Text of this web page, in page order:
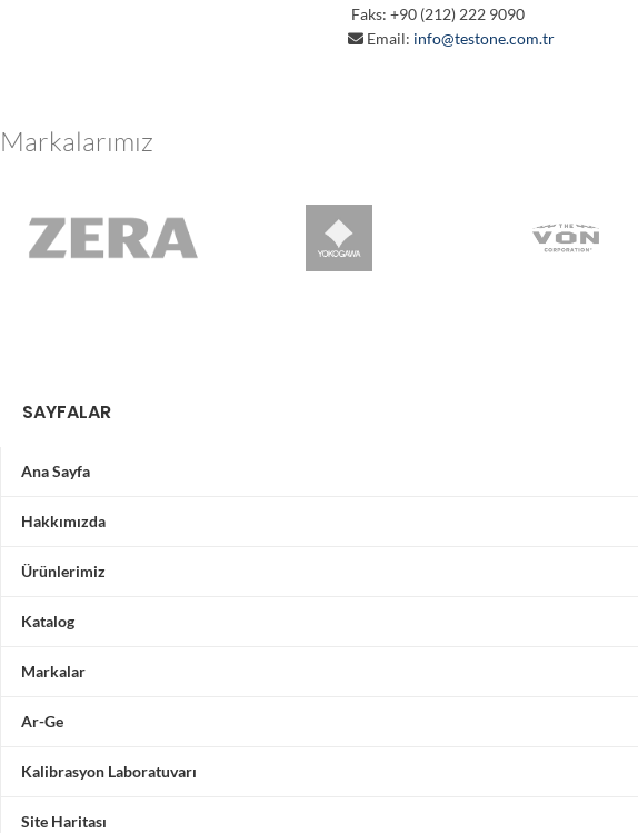
Faks: +90 (212) 222 9090
Email: info@testone.com.tr
Markalarımız
SAYFALAR
Ana Sayfa
Hakkımızda
Ürünlerimiz
Katalog
Markalar
Ar-Ge
Kalibrasyon Laboratuvarı
Site Haritası